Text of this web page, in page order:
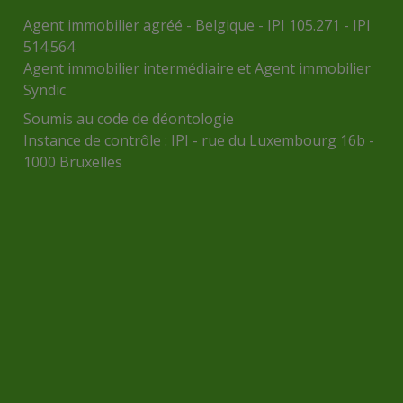
Agent immobilier agréé - Belgique - IPI 105.271 - IPI
514.564
Agent immobilier intermédiaire et Agent immobilier
Syndic
Soumis au code de déontologie
Instance de contrôle : IPI - rue du Luxembourg 16b -
1000 Bruxelles